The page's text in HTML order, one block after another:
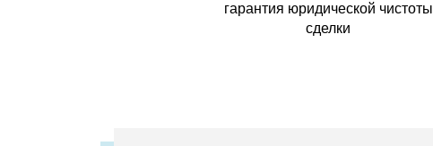
гарантия юридической чистоты
сделки